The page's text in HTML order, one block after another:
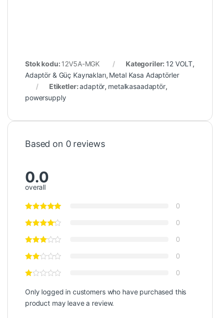
Stok kodu: 12V5A-MGK Kategoriler: 12 VOLT,
Adaptör & Güç Kaynakları, Metal Kasa Adaptörler
Etiketler:adaptör, metalkasaadaptör,
powersupply
Based on 0 reviews
0.0
overall
0
0
0
0
0
Only logged in customers who have purchased this
product may leave a review.